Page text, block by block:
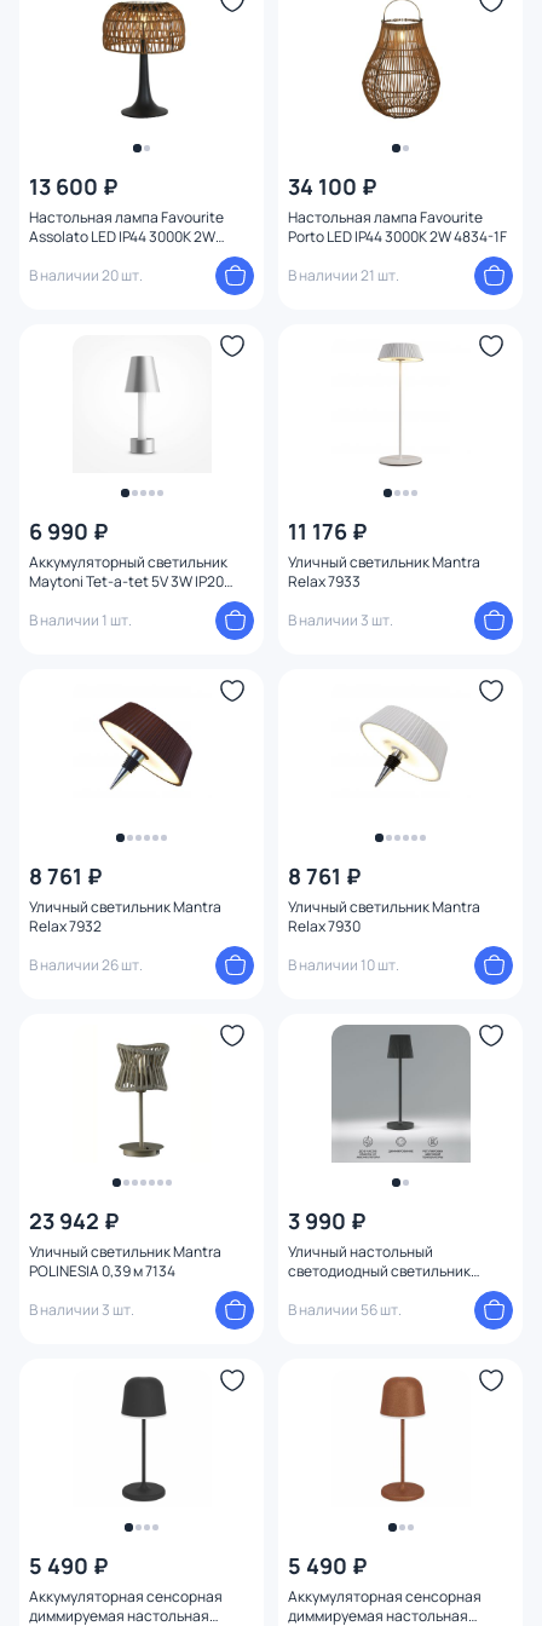
13 600 ₽
Настольная лампа Favourite
Assolato LED IP44 3000К 2W
В наличии 20 шт.
34 100 ₽
Настольная лампа Favourite
Porto LED IP44 3000К 2W 4834-1F
В наличии 21 шт.
6 990 ₽
Аккумуляторный светильник
Maytoni Tet-a-tet 5V 3W IP20
3000K 0,32 м MOD104TL-3AGR3K
В наличии 1 шт.
11 176 ₽
Уличный светильник Mantra
Relax 7933
В наличии 3 шт.
8 761 ₽
Уличный светильник Mantra
Relax 7932
В наличии 26 шт.
8 761 ₽
Уличный светильник Mantra
Relax 7930
В наличии 10 шт.
23 942 ₽
Уличный светильник Mantra
POLINESIA 0,39 м 7134
В наличии 3 шт.
3 990 ₽
Уличный настольный
светодиодный светильник
TL70220
В наличии 56 шт.
5 490 ₽
Аккумуляторная сенсорная
диммируемая настольная
5 490 ₽
Аккумуляторная сенсорная
диммируемая настольная
Высота (мм)
Ширина (мм)
Диаметр (мм)
Количество ламп
Цвет свечения
Управление
Назначение
Комплектация
Степень пыле-влагозащиты
Мощность ламп